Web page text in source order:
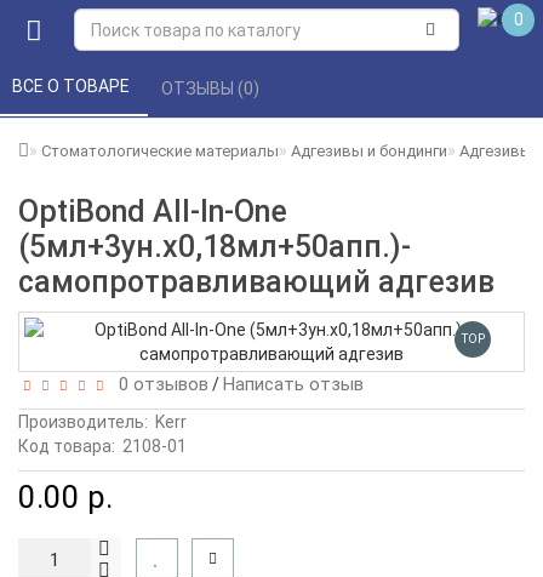
0
Стоматологические материалы Адгезивы и бондинги Адгезивы
OptiBond All-In-One
(5мл+3ун.х0,18мл+50апп.)-
самопротравливающий адгезив
ВСЕ О ТОВАРЕ ОТЗЫВЫ (0)
TOP
0 отзывов /Написать отзыв
Производитель: Kerr
Код товара: 2108-01
0.00 р.